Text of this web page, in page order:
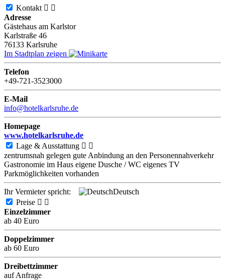
Kontakt  
Adresse
Gästehaus am Karlstor
Karlstraße 46
76133 Karlsruhe
Im Stadtplan zeigen
Telefon
+49-721-3523000
E-Mail
info@hotelkarlsruhe.de
Homepage
www.hotelkarlsruhe.de
Lage & Ausstattung  
zentrumsnah gelegen gute Anbindung an den Personennahverkehr
Gastronomie im Haus eigene Dusche / WC eigenes TV
Parkmöglichkeiten vorhanden
Ihr Vermieter spricht:
Deutsch
Preise  
Einzelzimmer
ab 40 Euro
Doppelzimmer
ab 60 Euro
Dreibettzimmer
auf Anfrage